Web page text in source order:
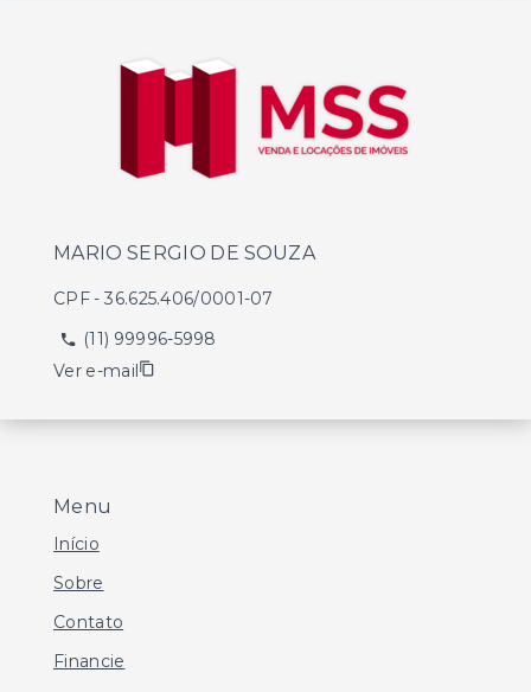
Menu
Início
Sobre
Contato
Financie
MARIO SERGIO DE SOUZA
CPF-36.625.406/0001-07
(11) 99996-5998
Ver e-mail